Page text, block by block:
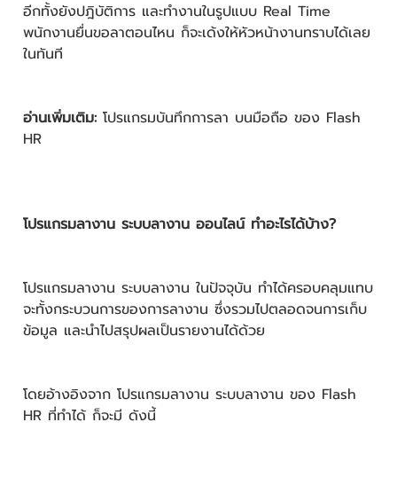
อีกทั้งยังปฎิบัติการ และทำงานในรูปแบบ Real Time
พนักงานยื่นขอลาตอนไหน ก็จะเด้งให้หัวหน้างานทราบได้เลย
ในทันที
อ่านเพิ่มเติม: โปรแกรมบันทึกการลา บนมือถือ ของ Flash
HR
โปรแกรมลางาน ระบบลางาน ออนไลน์ ทำอะไรได้บ้าง?
โปรแกรมลางาน ระบบลางาน ในปัจจุบัน ทำได้ครอบคลุมแทบ
จะทั้งกระบวนการของการลางาน ซึ่งรวมไปตลอดจนการเก็บ
ข้อมูล และนำไปสรุปผลเป็นรายงานได้ด้วย
โดยอ้างอิงจาก โปรแกรมลางาน ระบบลางาน ของ Flash
HR ที่ทำได้ ก็จะมี ดังนี้